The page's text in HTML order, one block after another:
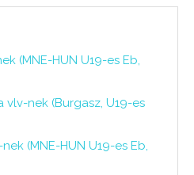
(MNE-HUN U19-es Eb,
vlv-nek (Burgasz, U19-es
(MNE-HUN U19-es Eb,